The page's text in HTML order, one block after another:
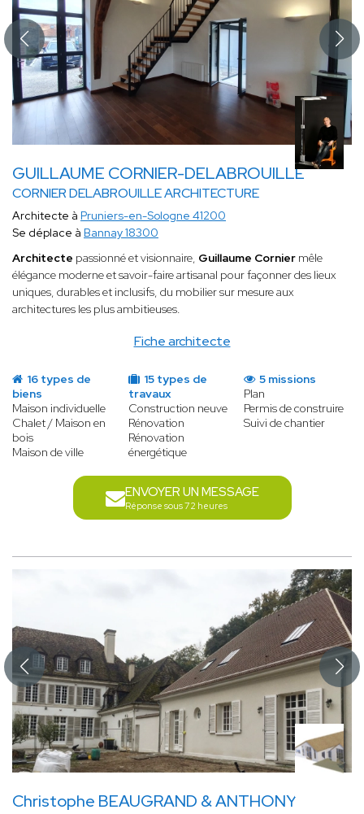
GUILLAUME CORNIER-DELABROUILLE
CORNIER DELABROUILLE ARCHITECTURE
Fiche architecte
Architecte à Pruniers-en-Sologne 41200
Se déplace à Bannay 18300
Architecte passionné et visionnaire, Guillaume Cornier mêle
élégance moderne et savoir-faire artisanal pour façonner des lieux
uniques, durables et inclusifs, du mobilier sur mesure aux
architectures les plus ambitieuses.
16 types de
biens
Maison individuelle
Chalet / Maison en
bois
Maison de ville
15 types de
travaux
Construction neuve
Rénovation
Rénovation
énergétique
5 missions
Plan
Permis de construire
Suivi de chantier
ENVOYER UN MESSAGE
Réponse sous 72 heures
Christophe BEAUGRAND & ANTHONY